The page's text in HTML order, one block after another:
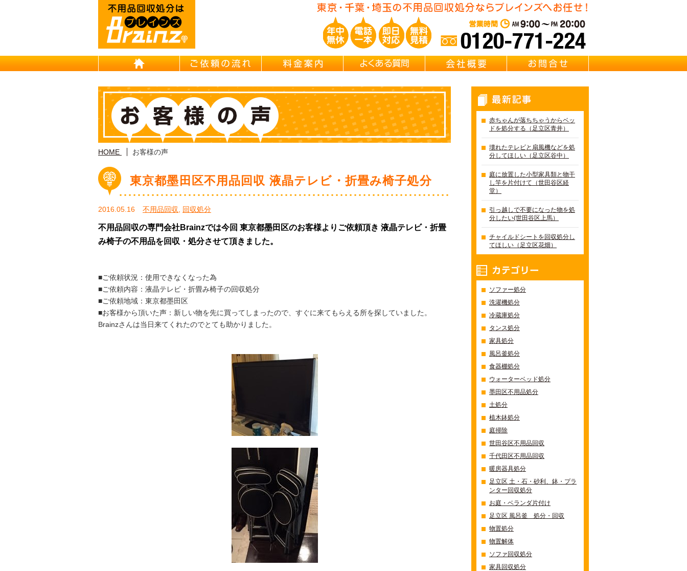
HOME ご依頼の流れ 料金案内 よくある質問 会社概要
HOME お客様の声
東京都墨田区不用品回収 液晶テレビ・折畳み椅子処分
2016.05.16 不用品回収 回収処分
不用品回収の専門会社Brainzでは今回 東京都墨田区のお客様よりご依頼頂き 液晶テレビ・折畳
み椅子の不用品を回収・処分させて頂きました。
■ご依頼状況：使用できなくなった為
■ご依頼内容：液晶テレビ・折畳み椅子の回収処分
■ご依頼地域：東京都墨田区
■お客様から頂いた声：新しい物を先に買ってしまったので、すぐに来てもらえる所を探していました。
Brainzさんは当日来てくれたのでとても助かりました。
赤ちゃんが落ちちゃうからベッ
ドを処分する（足立区青井）
壊れたテレビと扇風機などを処
分してほしい（足立区谷中）
庭に放置した小型家具類と物干
し竿を片付けて（世田谷区経
堂）
引っ越しで不要になった物を処
分したい(世田谷区上馬）
チャイルドシートを回収処分し
てほしい（足立区花畑）
ソファー処分
洗濯機処分
冷蔵庫処分
タンス処分
家具処分
風呂釜処分
食器棚処分
ウォーターベッド処分
墨田区不用品処分
土処分
植木鉢処分
庭掃除
世田谷区不用品回収
千代田区不用品回収
暖房器具処分
足立区 土・石・砂利、鉢・プラ
ンター回収処分
お庭・ベランダ片付け
足立区 風呂釜 処分・回収
物置処分
物置解体
ソファ回収処分
家具回収処分